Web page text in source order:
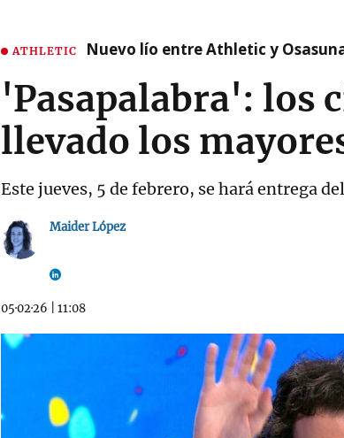
ATHLETIC Nuevo lío entre Athletic y
'Pasapalabra': los
llevado los
Este jueves, 5 de febrero, se hará entrega
Maider López
05·02·26 11:08